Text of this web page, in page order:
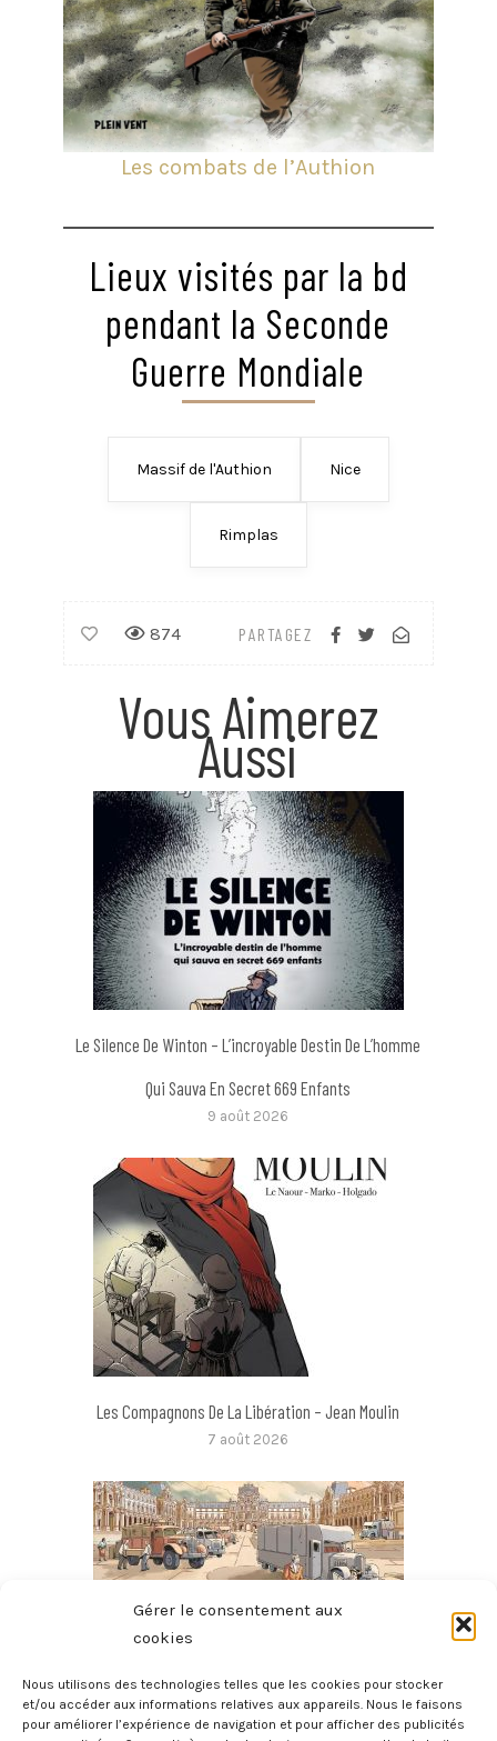
Gérer le consentement aux
cookies
Nous utilisons des technologies telles que les cookies pour stocker
et/ou accéder aux informations relatives aux appareils. Nous le faisons
pour améliorer l’expérience de navigation et pour afficher des publicités
Les combats de l’Authion
Lieux visités par la bd
pendant la Seconde
Guerre Mondiale
Massif de l'Authion Nice
Rimplas
PARTAGEZ
874
Vous Aimerez
Aussi
Le Silence De Winton – L’incroyable Destin De L’homme
Qui Sauva En Secret 669 Enfants
9 août 2026
Les Compagnons De La Libération – Jean Moulin
7 août 2026
Le Héros Du Louvre